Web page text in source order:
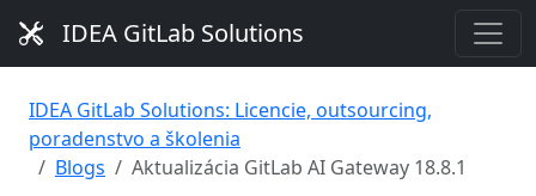
IDEA GitLab Solutions
IDEA GitLab Solutions: Licencie, outsourcing,
poradenstvo a školenia
Blogs
Aktualizácia GitLab AI Gateway 18.8.1